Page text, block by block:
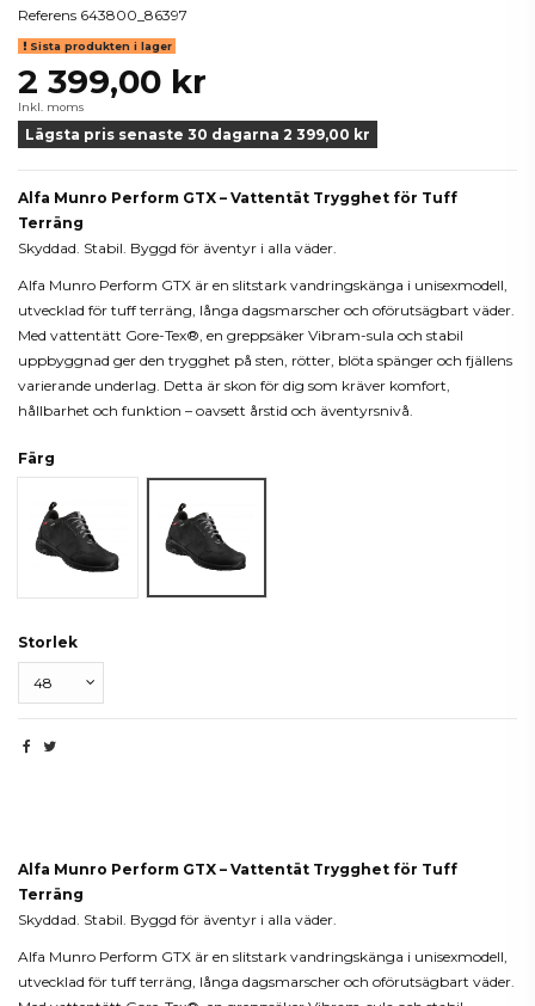
Referens 643800_86397
Sista produkten i lager
2 399,00 kr
Inkl. moms
Lägsta pris senaste 30 dagarna 2 399,00 kr
Alfa Munro Perform GTX – Vattentät Trygghet för Tuff
Terräng
Skyddad. Stabil. Byggd för äventyr i alla väder.
Alfa Munro Perform GTX är en slitstark vandringskänga i unisexmodell,
utvecklad för tuff terräng, långa dagsmarscher och oförutsägbart väder.
Med vattentätt Gore-Tex®, en greppsäker Vibram-sula och stabil
uppbyggnad ger den trygghet på sten, rötter, blöta spänger och fjällens
varierande underlag. Detta är skon för dig som kräver komfort,
hållbarhet och funktion – oavsett årstid och äventyrsnivå.
Färg
Storlek
Alfa Munro Perform GTX – Vattentät Trygghet för Tuff
Terräng
Skyddad. Stabil. Byggd för äventyr i alla väder.
Alfa Munro Perform GTX är en slitstark vandringskänga i unisexmodell,
utvecklad för tuff terräng, långa dagsmarscher och oförutsägbart väder.